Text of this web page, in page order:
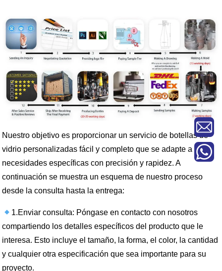
Nuestro objetivo es proporcionar un servicio de botellas de
vidrio personalizadas fácil y completo que se adapte a sus
necesidades específicas con precisión y rapidez. A
continuación se muestra un esquema de nuestro proceso
desde la consulta hasta la entrega:
1.Enviar consulta: Póngase en contacto con nosotros
compartiendo los detalles específicos del producto que le
interesa. Esto incluye el tamaño, la forma, el color, la cantidad
y cualquier otra especificación que sea importante para su
proyecto.